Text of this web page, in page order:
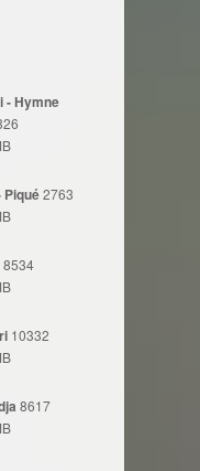
- Hymne
Piqué2763
8534
10332
8617